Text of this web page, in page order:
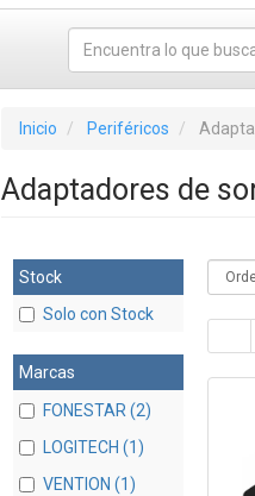
Inicio Periféricos
Adaptadores de
Stock
Solo con Stock
Marcas
FONESTAR (2)
LOGITECH (1)
VENTION (1)